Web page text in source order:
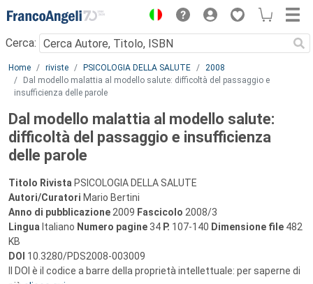
Menu
Cerca:
Main content
Home riviste PSICOLOGIA DELLA SALUTE
2008
Dal modello malattia al modello salute: difficoltà del passaggio e
insufficienza delle parole
Dal modello malattia al modello salute:
difficoltà del passaggio e insufficienza
delle parole
Titolo Rivista PSICOLOGIA DELLA SALUTE
Autori/Curatori Mario Bertini
Anno di pubblicazione 2009 Fascicolo 2008/3
Lingua Italiano Numero pagine 34 P. 107-140 Dimensione file 482
KB
DOI 10.3280/PDS2008-003009
Il DOI è il codice a barre della proprietà intellettuale: per saperne di